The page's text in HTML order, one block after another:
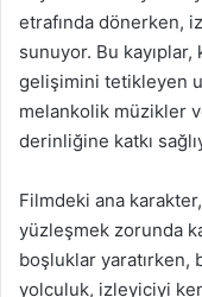
etrafında dönerken,
sunuyor. Bu kayıplar,
gelişimini tetikleyen
melankolik müzikler
derinliğine katkı
Filmdeki ana karakter,
yüzleşmek zorunda
boşluklar yaratırken,
yolculuk, izleyiciyi